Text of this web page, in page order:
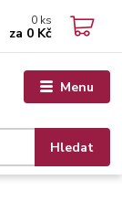
Menu
Hledat
0 ks
za 0 Kč